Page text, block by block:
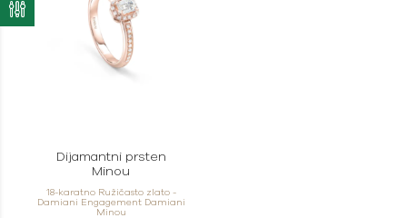
Dijamantni prsten
Minou
18-karatno Ružičasto zlato -
Damiani Engagement Damiani
Minou